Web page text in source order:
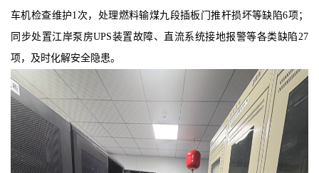
车机检查维护1次，处理燃料输煤九段插板门推杆损坏等缺陷6项；
同步处置江岸泵房UPS装置故障、直流系统接地报警等各类缺陷27
项，及时化解安全隐患。